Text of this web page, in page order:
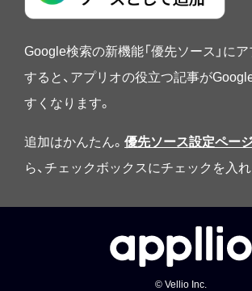
Google検索の新機能「優先ソース」に
すると、アプリオの役立つ記事が
すくなります。
追加はかんたん。 優先ソース設定ペー
ら、チェックボックスにチェックを入れ
© Vellio Inc.